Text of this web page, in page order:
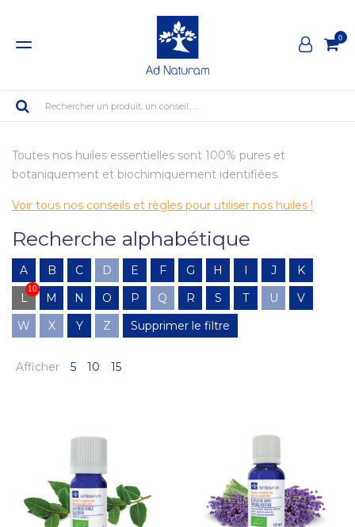
0
Rechercher un produit, un conseil, ...
Toutes nos huiles essentielles sont 100% pures et
botaniquement et biochimiquement identifiées.
Voir tous nos conseils et règles pour utiliser nos huiles !
Recherche alphabétique
A B C D E F G H I J
K
L
10
M N O P Q R S T U
V
W
X Y Z Supprimer le filtre
Afficher 5 10 15